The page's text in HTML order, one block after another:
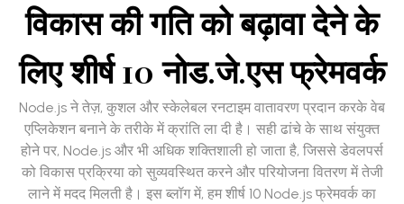
विकास की गति को बढ़ावा देने के
लिए शीर्ष 10 नोड.जे.एस फ्रेमवर्क
Node.js ने तेज़, कुशल और स्केलेबल रनटाइम वातावरण प्रदान करके वेब
एप्लिकेशन बनाने के तरीके में क्रांति ला दी है। सही ढांचे के साथ संयुक्त
होने पर, Node.js और भी अधिक शक्तिशाली हो जाता है, जिससे डेवलपर्स
को विकास प्रक्रिया को सुव्यवस्थित करने और परियोजना वितरण में तेजी
लाने में मदद मिलती है। इस ब्लॉग में, हम शीर्ष 10 Node.js फ्रेमवर्क का